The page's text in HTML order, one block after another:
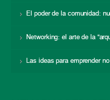
El poder de la comunidad:
Networking: el arte de la
Las ideas para emprender